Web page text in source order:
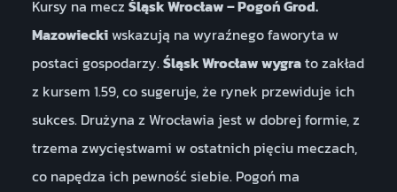
Kursy na mecz Śląsk Wrocław – Pogoń Grod.
Mazowieckiwskazują na wyraźnego faworyta w
postaci gospodarzy.Śląsk Wrocław wygrato zakład
z kursem 1.59, co sugeruje, że rynek przewiduje ich
sukces. Drużyna z Wrocławia jest w dobrej formie, z
trzema zwycięstwami w ostatnich pięciu meczach,
co napędza ich pewność siebie. Pogoń ma